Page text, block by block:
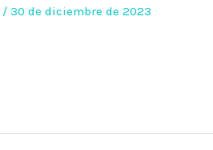
/30 de diciembre de 2023